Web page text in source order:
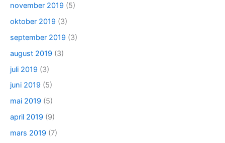
november 2019 (5)
oktober 2019 (3)
september 2019 (3)
august 2019 (3)
juli 2019 (3)
juni 2019 (5)
mai 2019 (5)
april 2019 (9)
mars 2019 (7)